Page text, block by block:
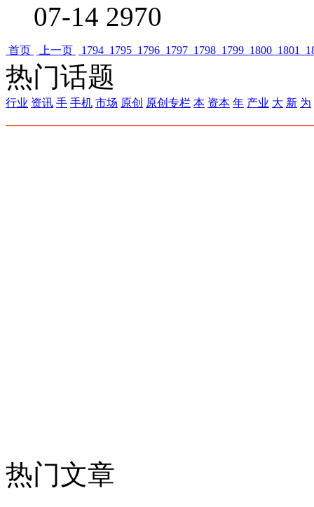
07-14 2970
首页 上一页 1794 1795 1796 1797 1798 1799 1800 1801
热门话题
行业 资讯 手 手机 市场 原创 原创专栏 本 资本 年 产业 大 新 为
热门文章